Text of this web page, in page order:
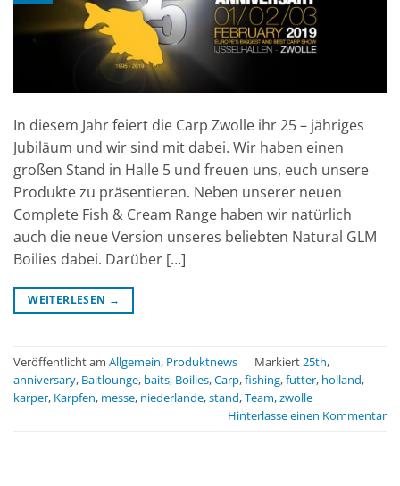
In diesem Jahr feiert die Carp Zwolle ihr 25 – jähriges
Jubiläum und wir sind mit dabei. Wir haben einen
großen Stand in Halle 5 und freuen uns, euch unsere
Produkte zu präsentieren. Neben unserer neuen
Complete Fish & Cream Range haben wir natürlich
auch die neue Version unseres beliebten Natural GLM
Boilies dabei. Darüber […]
WEITERLESEN →
Veröffentlicht am Allgemein, Produktnews | Markiert25th,
anniversary, Baitlounge, baits, Boilies,Carp,fishing,futter, holland,
karper, Karpfen, messe, niederlande,stand,Team,zwolle
Hinterlasse einen Kommentar